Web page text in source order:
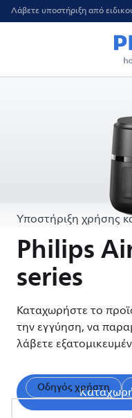
Λάβετε υποστήριξη από
Υποστήριξη χρήσης
Philips
series
Καταχωρήστε το
την εγγύηση, να
λάβετε
Οδηγός χρήστη